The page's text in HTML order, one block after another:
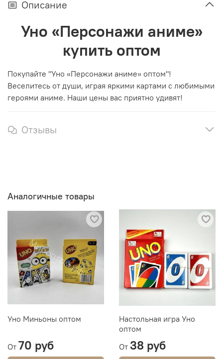
Описание
Уно «Персонажи аниме»
купить оптом
Покупайте "Уно «Персонажи аниме» оптом"!
Веселитесь от души, играя яркими картами с любимыми
героями аниме. Наши цены вас приятно удивят!
Отзывы
Аналогичные товары
Уно Миньоны оптом
От 70 руб
Настольная игра Уно
оптом
От 38 руб